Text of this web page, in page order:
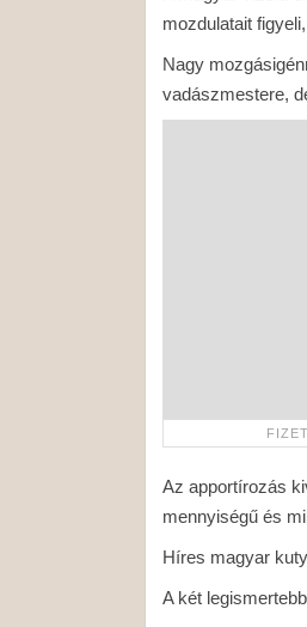
mozdulatait
Nagy
vadászmestere,
Az apportírozás
mennyiségű és
Híres magyar
A két